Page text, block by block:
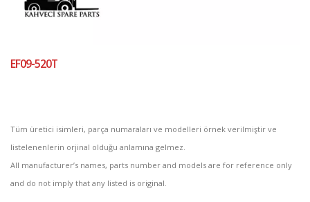
EF09-520T
Tüm üretici isimleri, parça numaraları ve modelleri örnek verilmiştir ve
listelenenlerin orjinal olduğu anlamına gelmez.
All manufacturer’s names, parts number and models are for reference only
and do not imply that any listed is original.